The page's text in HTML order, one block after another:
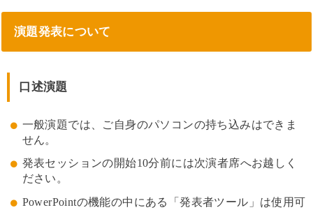
演題発表について
口述演題
一般演題では、ご自身のパソコンの持ち込みはできま
せん。
発表セッションの開始10分前には次演者席へお越しく
ださい。
PowerPointの機能の中にある「発表者ツール」は使用可